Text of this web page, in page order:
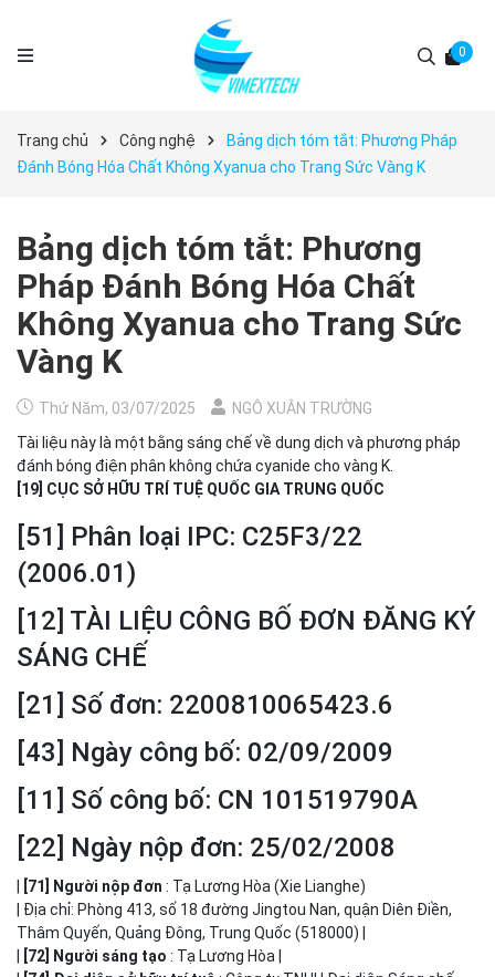
0
Trang chủ Công nghệ
Bảng dịch tóm tắt: Phương Pháp
Đánh Bóng Hóa Chất Không Xyanua cho Trang Sức Vàng K
Bảng dịch tóm tắt: Phương
Pháp Đánh Bóng Hóa Chất
Không Xyanua cho Trang Sức
Vàng K
Thứ Năm, 03/07/2025
NGÔ XUÂN TRƯỜNG
Tài liệu này là một bằng sáng chế về dung dịch và phương pháp
đánh bóng điện phân không chứa cyanide cho vàng K.
[19] CỤC SỞ HỮU TRÍ TUỆ QUỐC GIA TRUNG QUỐC
[51] Phân loại IPC: C25F3/22
(2006.01)
[12] TÀI LIỆU CÔNG BỐ ĐƠN ĐĂNG KÝ
SÁNG CHẾ
[21] Số đơn: 2200810065423.6
[43] Ngày công bố: 02/09/2009
[11] Số công bố: CN 101519790A
[22] Ngày nộp đơn: 25/02/2008
[71] Người nộp đơn : Tạ Lương Hòa (Xie Lianghe)
| Địa chỉ: Phòng 413, số 18 đường Jingtou Nan, quận Diên Điền,
Thâm Quyến, Quảng Đông, Trung Quốc (518000) |
[72] Người sáng tạo : Tạ Lương Hòa |